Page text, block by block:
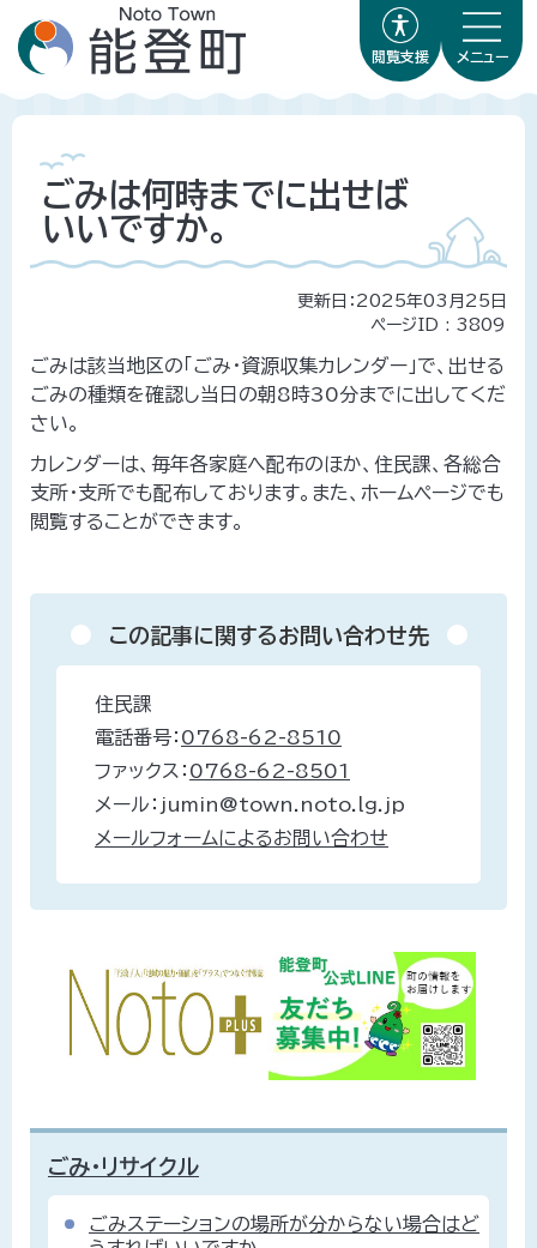
閲覧支援 メニュー
ごみは何時までに出せば
いいですか。
更新日：2025年03月25日
ページID : 3809
ごみは該当地区の「ごみ・資源収集カレンダー」で、出せる
ごみの種類を確認し当日の朝8時30分までに出してくだ
さい。
カレンダーは、毎年各家庭へ配布のほか、住民課、各総合
支所・支所でも配布しております。また、ホームページでも
閲覧することができます。
この記事に関するお問い合わせ先
住民課
電話番号： 0768-62-8510
ファックス： 0768-62-8501
メール：jumin@town.noto.lg.jp
メールフォームによるお問い合わせ
ごみ・リサイクル
ごみステーションの場所が分からない場合はど